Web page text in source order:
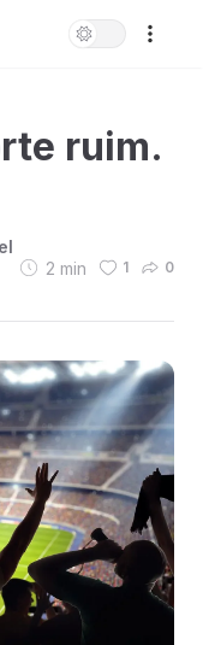
ruim.
2 min 1 0